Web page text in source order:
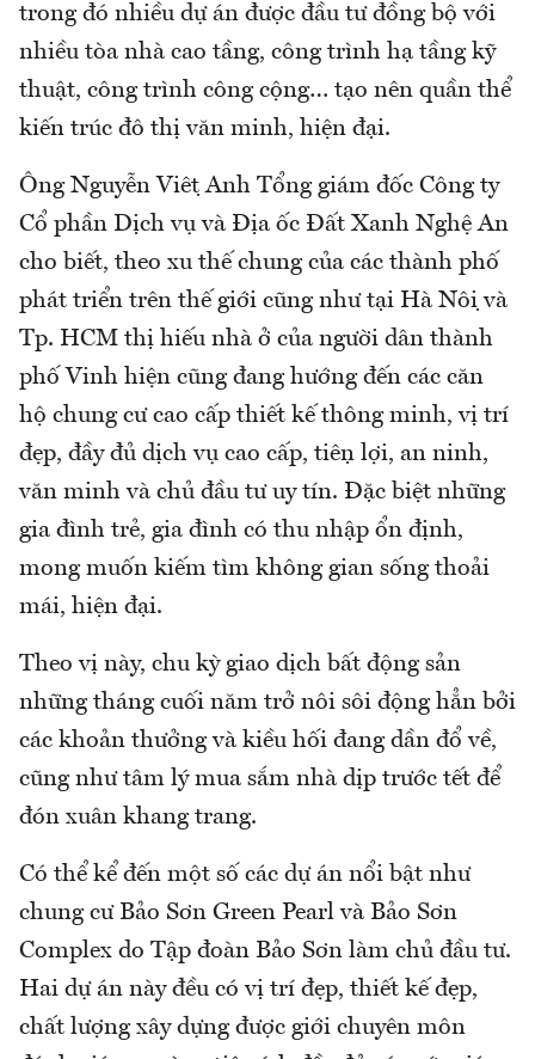
trong đó nhiều dự án được đầu tư đồng bộ với
nhiều tòa nhà cao tầng, công trình hạ tầng kỹ
thuật, công trình công cộng… tạo nên quần thể
kiến trúc đô thị văn minh, hiện đại.
Ông Nguyễn Việt Anh Tổng giám đốc Công ty
Cổ phần Dịch vụ và Địa ốc Đất Xanh Nghệ An
cho biết, theo xu thế chung của các thành phố
phát triển trên thế giới cũng như tại Hà Nội và
Tp. HCM thị hiếu nhà ở của người dân thành
phố Vinh hiện cũng đang hướng đến các căn
hộ chung cư cao cấp thiết kế thông minh, vị trí
đẹp, đầy đủ dịch vụ cao cấp, tiện lợi, an ninh,
văn minh và chủ đầu tư uy tín. Đặc biệt những
gia đình trẻ, gia đình có thu nhập ổn định,
mong muốn kiếm tìm không gian sống thoải
mái, hiện đại.
Theo vị này, chu kỳ giao dịch bất động sản
những tháng cuối năm trở nôi sôi động hẳn bởi
các khoản thưởng và kiều hối đang dần đổ về,
cũng như tâm lý mua sắm nhà dịp trước tết để
đón xuân khang trang.
Có thể kể đến một số các dự án nổi bật như
chung cư Bảo Sơn Green Pearl và Bảo Sơn
Complex do Tập đoàn Bảo Sơn làm chủ đầu tư.
Hai dự án này đều có vị trí đẹp, thiết kế đẹp,
chất lượng xây dựng được giới chuyên môn